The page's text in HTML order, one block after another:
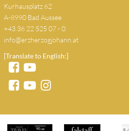
Kurhausplatz 62
A-8990 Bad Aussee
+43 36 22 525 07 - 0
info@erzherzogjohann.at
[Translate to English:]